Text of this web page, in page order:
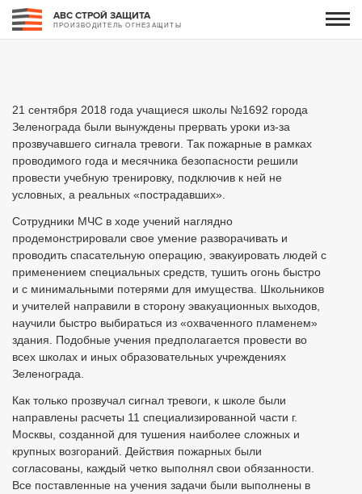
АВС СТРОЙ ЗАЩИТА
ПРОИЗВОДИТЕЛЬ ОГНЕЗАЩИТЫ
21 сентября 2018 года учащиеся школы №1692 города
Зеленограда были вынуждены прервать уроки из-за
прозвучавшего сигнала тревоги. Так пожарные в рамках
проводимого года и месячника безопасности решили
провести учебную тренировку, подключив к ней не
условных, а реальных «пострадавших».
Сотрудники МЧС в ходе учений наглядно
продемонстрировали свое умение разворачивать и
проводить спасательную операцию, эвакуировать людей с
применением специальных средств, тушить огонь быстро
и с минимальными потерями для имущества. Школьников
и учителей направили в сторону эвакуационных выходов,
научили быстро выбираться из «охваченного пламенем»
здания. Подобные учения предполагается провести во
всех школах и иных образовательных учреждениях
Зеленограда.
Как только прозвучал сигнал тревоги, к школе были
направлены расчеты 11 специализированной части г.
Москвы, созданной для тушения наиболее сложных и
крупных возгораний. Действия пожарных были
согласованы, каждый четко выполнял свои обязанности.
Все поставленные на учения задачи были выполнены в